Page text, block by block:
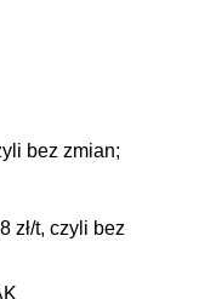
bez zmian;
zł/t, czyli bez